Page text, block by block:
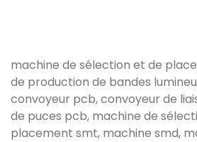
machine de sélection et de
de production de bandes
convoyeur pcb, convoyeur de
de puces pcb, machine de
placement smt, machine smd,